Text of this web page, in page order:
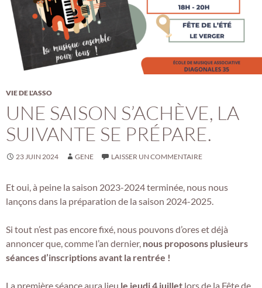
VIE DE L'ASSO
UNE SAISON S’ACHÈVE, LA
SUIVANTE SE PRÉPARE.
23 JUIN 2024 GENE LAISSER UN COMMENTAIRE
Et oui, à peine la saison 2023-2024 terminée, nous nous
lançons dans la préparation de la saison 2024-2025.
Si tout n’est pas encore fixé, nous pouvons d’ores et déjà
annoncer que, comme l’an dernier, nous proposons plusieurs
séances d’inscriptions avant la rentrée !
La première séance aura lieu le jeudi 4 juillet lors de la Fête de